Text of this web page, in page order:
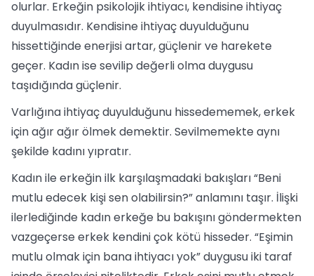
olurlar. Erkeğin psikolojik ihtiyacı, kendisine ihtiyaç
duyulmasıdır. Kendisine ihtiyaç duyulduğunu
hissettiğinde enerjisi artar, güçlenir ve harekete
geçer. Kadın ise sevilip değerli olma duygusu
taşıdığında güçlenir.
Varlığına ihtiyaç duyulduğunu hissedememek, erkek
için ağır ağır ölmek demektir. Sevilmemekte aynı
şekilde kadını yıpratır.
Kadın ile erkeğin ilk karşılaşmadaki bakışları “Beni
mutlu edecek kişi sen olabilirsin?” anlamını taşır. İlişki
ilerlediğinde kadın erkeğe bu bakışını göndermekten
vazgeçerse erkek kendini çok kötü hisseder. “Eşimin
mutlu olmak için bana ihtiyacı yok” duygusu iki taraf